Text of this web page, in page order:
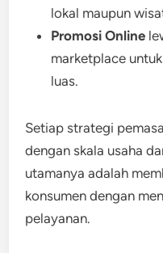
lokal maupun
Promosi Online
marketplace
luas.
Setiap strategi
dengan skala usaha
utamanya adalah
konsumen dengan
pelayanan.